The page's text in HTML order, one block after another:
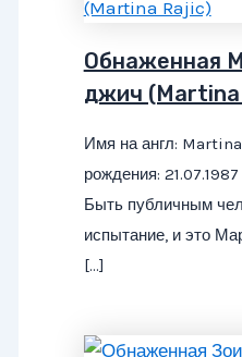
Обнаженная
джич (Martina
Имя на англ:
рождения:
Быть публичным
испытание, и это
[…]